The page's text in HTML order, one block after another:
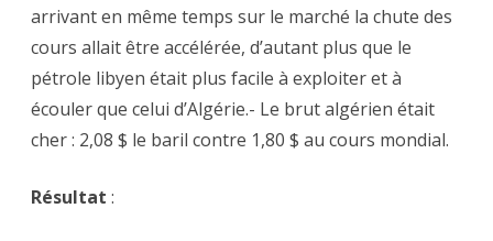
arrivant en même temps sur le marché la chute des
cours allait être accélérée, d’autant plus que le
pétrole libyen était plus facile à exploiter et à
écouler que celui d’Algérie.- Le brut algérien était
cher : 2,08 $ le baril contre 1,80 $ au cours mondial.
Résultat :